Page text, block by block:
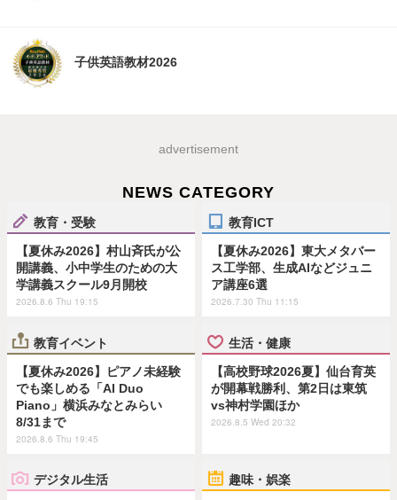
子供英語教材2026
advertisement
NEWS CATEGORY
教育・受験
【夏休み2026】村山斉氏が公
開講義、小中学生のための大
学講義スクール9月開校
2026.8.6 Thu 19:15
教育ICT
【夏休み2026】東大メタバー
ス工学部、生成AIなどジュニ
ア講座6選
2026.7.30 Thu 11:15
教育イベント
【夏休み2026】ピアノ未経験
でも楽しめる「AI Duo
Piano」横浜みなとみらい
8/31まで
2026.8.6 Thu 19:45
生活・健康
【高校野球2026夏】仙台育英
が開幕戦勝利、第2日は東筑
vs神村学園ほか
2026.8.5 Wed 20:32
デジタル生活 趣味・娯楽